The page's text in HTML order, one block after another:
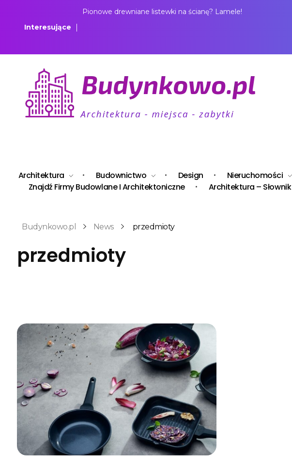
Interesujące
Pionowe drewniane listewki na ścianę? Lamele!
Architektura Budownictwo Design Nieruchomości
Znajdź Firmy Budowlane I Architektoniczne
Architektura – Słownik
Budynkowo.pl News przedmioty
przedmioty